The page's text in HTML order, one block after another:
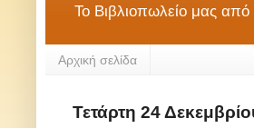
Το Βιβλιοπωλείο μας
Αρχική σελίδα
Τετάρτη 24